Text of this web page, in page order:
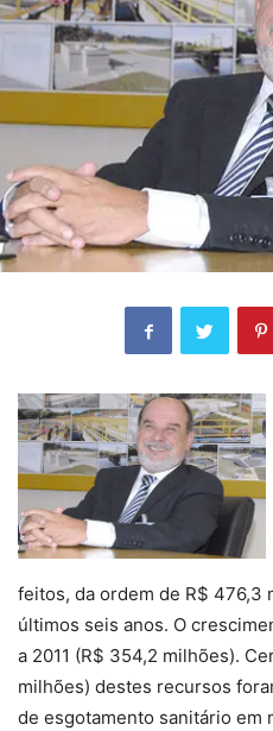
feitos, da ordem de R$ 476,3
últimos seis anos. O
a 2011 (R$ 354,2 milhões).
milhões) destes recursos
de esgotamento sanitário em